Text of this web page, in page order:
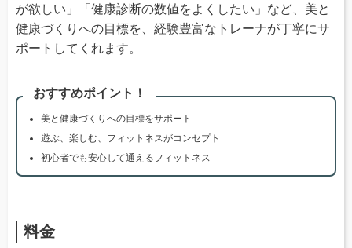
が欲しい」「健康診断の数値をよくしたい」など、美と
健康づくりへの目標を、経験豊富なトレーナが丁寧にサ
ポートしてくれます。
おすすめポイント！
美と健康づくりへの目標をサポート
遊ぶ、楽しむ、フィットネスがコンセプト
初心者でも安心して通えるフィットネス
料金